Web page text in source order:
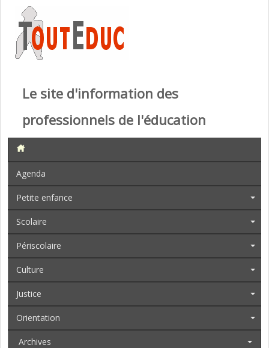
Le site d'information des
professionnels de l'éducation
Agenda
Petite enfance
Scolaire
Périscolaire
Culture
Justice
Orientation
Archives